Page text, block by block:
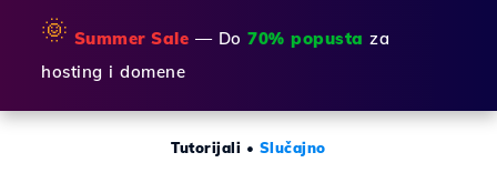
🌞 Summer Sale — Do 70% popusta za
hosting i domene
Tutorijali • Slučajno